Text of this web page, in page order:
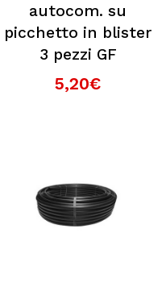
autocom. su
picchetto in blister
3 pezzi GF
5,20€